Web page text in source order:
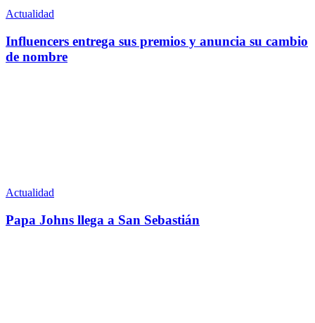
Actualidad
Influencers entrega sus premios y anuncia su cambio
de nombre
Actualidad
Papa Johns llega a San Sebastián